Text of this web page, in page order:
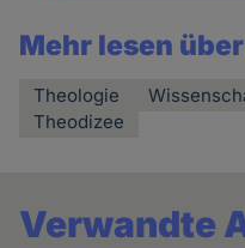
Mehr lesen
Theologie
Theodizee
Verwandte